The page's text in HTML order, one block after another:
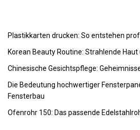
Plastikkarten drucken: So entstehen
Korean Beauty Routine: Strahlende
Chinesische Gesichtspflege:
Die Bedeutung hochwertiger
Fensterbau
Ofenrohr 150: Das passende